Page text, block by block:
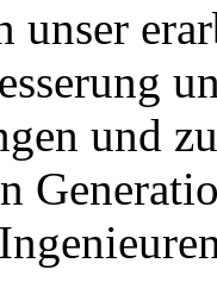
und